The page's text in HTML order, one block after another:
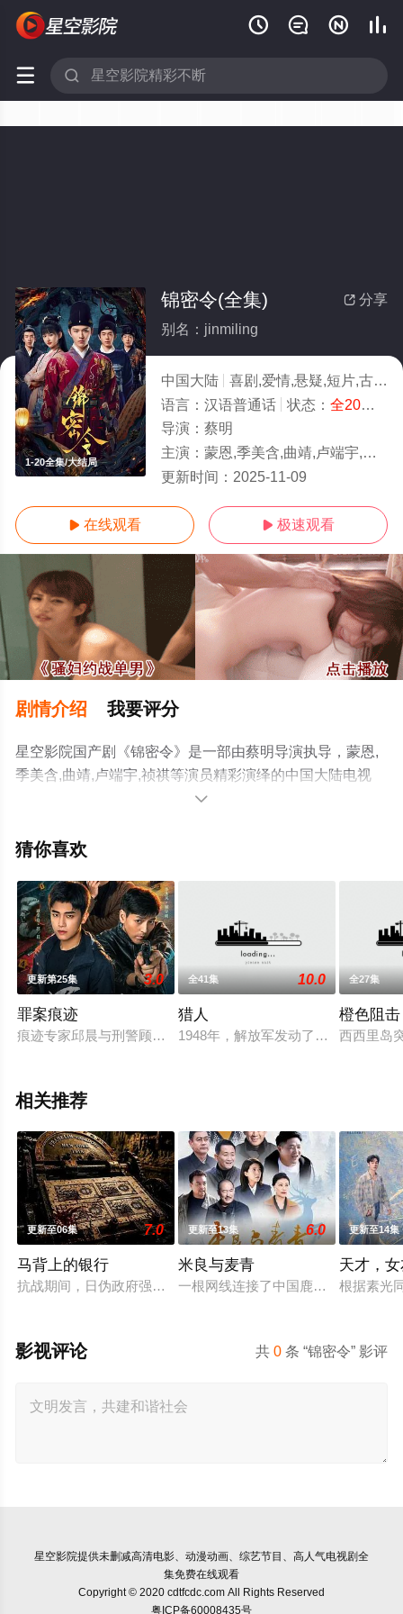
   
 
1-20全集/大结局
 分享
锦密令(全集)
别名：jinmiling
中国大陆
喜剧,爱情,悬疑,短片,古装,内地剧,大陆
语言： 汉语普通话 状态： 全20集
导演： 蔡明
主演： 蒙恩,季美含,曲靖,卢端宇,祯祺
更新时间： 2025-11-09
 在线观看  极速观看
剧情介绍 我要评分
星空影院国产剧《锦密令》是一部由蔡明导演执导，蒙恩,
季美含,曲靖,卢端宇,祯祺等演员精彩演绎的中国大陆电视
剧，大结局剧情已揭晓（1-20全集），手机免费观看高清
移步至豆瓣电视剧、电视猫或剧情网等平台了解。

猜你喜欢
更新第25集 3.0
罪案痕迹
痕迹专家邱晨与刑警顾宇明联手侦破五桩离奇案件，从丈夫离
全41集 10.0
猎人
1948年，解放军发动了辽沈战役，
全27集
橙色阻击
西西里岛
相关推荐
更新至06集 7.0
马背上的银行
抗战期间，日伪政府强行推广、使用由“中国准备银行”发行的伪
更新至13集 6.0
米良与麦青
一根网线连接了中国鹿鸣村和英国牛
更新至14集
天才，
根据素光
共0 条 “锦密令” 影评
影视评论
星空影院提供未删减高清电影、动漫动画、综艺节目、高人气电视剧全
集免费在线观看
Copyright © 2020 cdtfcdc.com All Rights Reserved
粤ICP备60008435号